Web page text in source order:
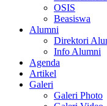
OSIS
Beasiswa
Alumni
Direktori
Info Alumni
Agenda
Artikel
Galeri
Galeri Photo